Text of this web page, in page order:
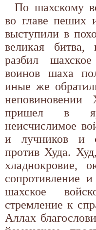
По шахскому
во главе пеших
выступили в
вели­кая
разбил
воинов шаха
иные же
пришел в
неисчислимое
и лучников и
против Худа.
хладнокровие,
сопротивление
шахское
стремление к
Аллах